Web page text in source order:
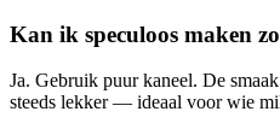
Kan ik speculoos maken
Ja. Gebruik puur kaneel. De
steeds lekker — ideaal voor wie